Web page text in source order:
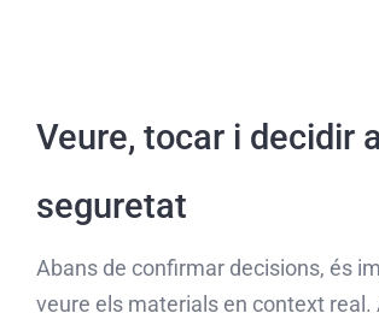
Veure, tocar i decidir
seguretat
Abans de confirmar decisions, és
veure els materials en context real.